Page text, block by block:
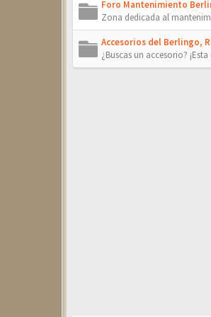
Foro Mantenimiento
Zona dedicada al
Accesorios del Berlingo,
¿Buscas un accesorio?